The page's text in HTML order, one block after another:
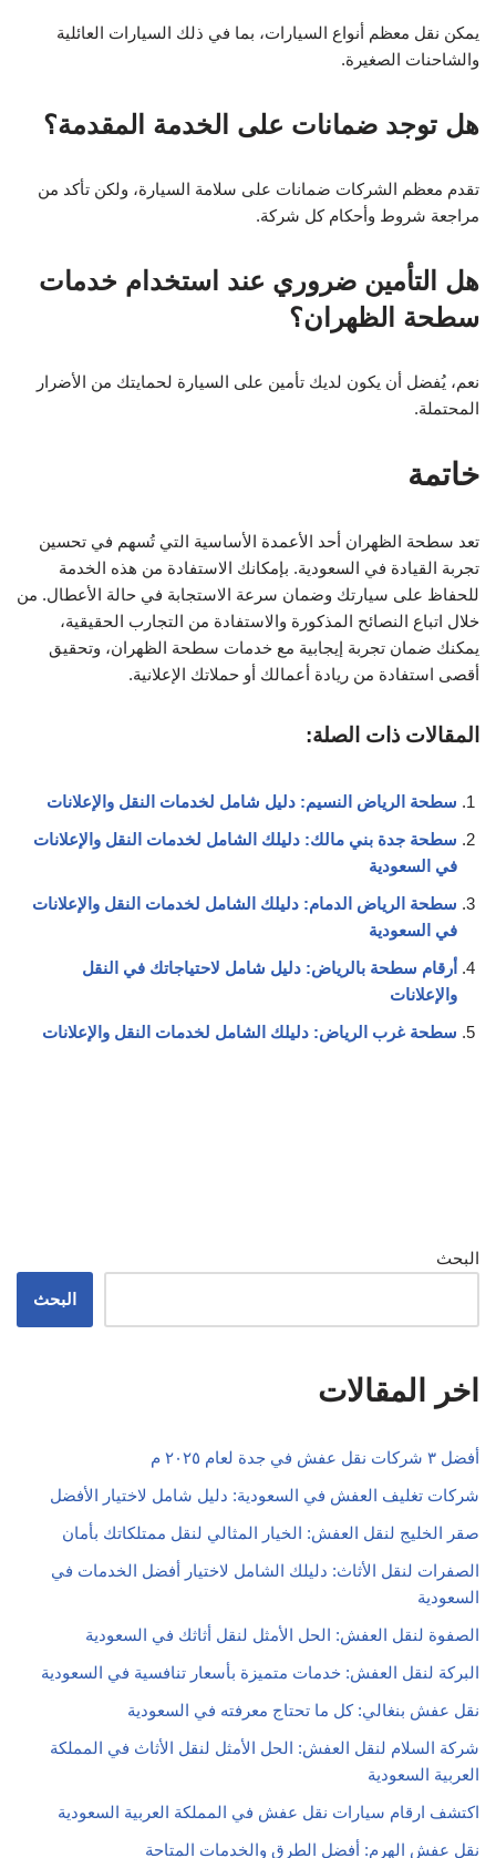
يمكن نقل معظم أنواع السيارات، بما في ذلك السيارات العائلية
والشاحنات الصغيرة.
هل توجد ضمانات على الخدمة المقدمة؟
تقدم معظم الشركات ضمانات على سلامة السيارة، ولكن تأكد من
مراجعة شروط وأحكام كل شركة.
هل التأمين ضروري عند استخدام خدمات
سطحة الظهران؟
نعم، يُفضل أن يكون لديك تأمين على السيارة لحمايتك من الأضرار
المحتملة.
خاتمة
تعد سطحة الظهران أحد الأعمدة الأساسية التي تُسهم في تحسين
تجربة القيادة في السعودية. بإمكانك الاستفادة من هذه الخدمة
للحفاظ على سيارتك وضمان سرعة الاستجابة في حالة الأعطال. من
خلال اتباع النصائح المذكورة والاستفادة من التجارب الحقيقية،
يمكنك ضمان تجربة إيجابية مع خدمات سطحة الظهران، وتحقيق
أقصى استفادة من ريادة أعمالك أو حملاتك الإعلانية.
المقالات ذات الصلة:
سطحة الرياض النسيم: دليل شامل لخدمات النقل والإعلانات
سطحة جدة بني مالك: دليلك الشامل لخدمات النقل والإعلانات
في السعودية
سطحة الرياض الدمام: دليلك الشامل لخدمات النقل والإعلانات
في السعودية
أرقام سطحة بالرياض: دليل شامل لاحتياجاتك في النقل
والإعلانات
سطحة غرب الرياض: دليلك الشامل لخدمات النقل والإعلانات
البحث
البحث
اخر المقالات
أفضل ٣ شركات نقل عفش في جدة لعام ٢٠٢٥ م
شركات تغليف العفش في السعودية: دليل شامل لاختيار الأفضل
صقر الخليج لنقل العفش: الخيار المثالي لنقل ممتلكاتك بأمان
الصفرات لنقل الأثاث: دليلك الشامل لاختيار أفضل الخدمات في
السعودية
الصفوة لنقل العفش: الحل الأمثل لنقل أثاثك في السعودية
البركة لنقل العفش: خدمات متميزة بأسعار تنافسية في السعودية
نقل عفش بنغالي: كل ما تحتاج معرفته في السعودية
شركة السلام لنقل العفش: الحل الأمثل لنقل الأثاث في المملكة
العربية السعودية
اكتشف ارقام سيارات نقل عفش في المملكة العربية السعودية
نقل عفش الهرم: أفضل الطرق والخدمات المتاحة